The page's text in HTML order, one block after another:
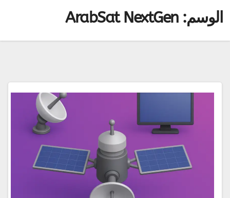
الوسم:ArabSat NextGen